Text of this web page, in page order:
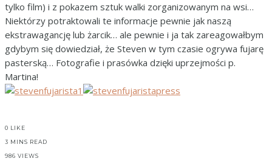
tylko film) i z pokazem sztuk walki zorganizowanym na wsi…
Niektórzy potraktowali te informacje pewnie jak naszą
ekstrawagancję lub żarcik… ale pewnie i ja tak zareagowałbym
gdybym się dowiedział, że Steven w tym czasie ogrywa fujarę
pasterską… Fotografie i prasówka dzięki uprzejmości p.
Martina!
0 LIKE
3 MINS READ
986 VIEWS